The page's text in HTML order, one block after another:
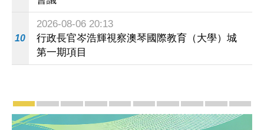
10
2026-08-06 20:13
行政長官岑浩輝視察澳琴國際教育（大學）城
第一期項目
宣傳及推廣
賡續中葡傳統友誼 續寫“一國兩制”新篇章 — 澳門“
澳門名片集
行政長官岑浩輝11月18日發表2026年施
施政特寫澳門特別行政區經濟和社會發
橫琴粵澳深度合作區專題
施政小講堂
走進澳門澳門相簿
《澳